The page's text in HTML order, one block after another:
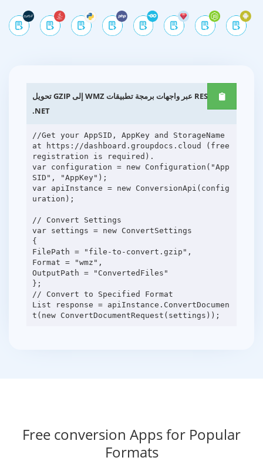
تحويل GZIP إلى WMZ عبر واجهات برمجة تطبيقات REST
.NET
//Get your AppSID, AppKey and StorageName
at https://dashboard.groupdocs.cloud (free
registration is required).
var configuration = new Configuration("App
SID", "AppKey");
var apiInstance = new ConversionApi(config
uration);
// Convert Settings
var settings = new ConvertSettings
{
FilePath = "file-to-convert.gzip",
Format = "wmz",
OutputPath = "ConvertedFiles"
};
// Convert to Specified Format
List response = apiInstance.ConvertDocumen
Free conversion Apps for Popular
Formats